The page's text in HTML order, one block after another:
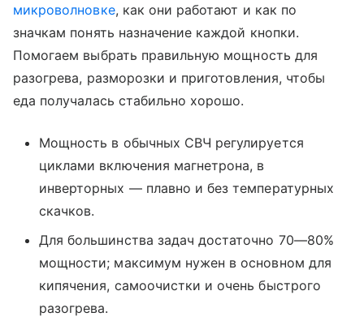
микроволновке, как они работают и как по
значкам понять назначение каждой кнопки.
Помогаем выбрать правильную мощность для
разогрева, разморозки и приготовления, чтобы
еда получалась стабильно хорошо.
Мощность в обычных СВЧ регулируется
циклами включения магнетрона, в
инверторных — плавно и без температурных
скачков.
Для большинства задач достаточно 70—80%
мощности; максимум нужен в основном для
кипячения, самоочистки и очень быстрого
разогрева.